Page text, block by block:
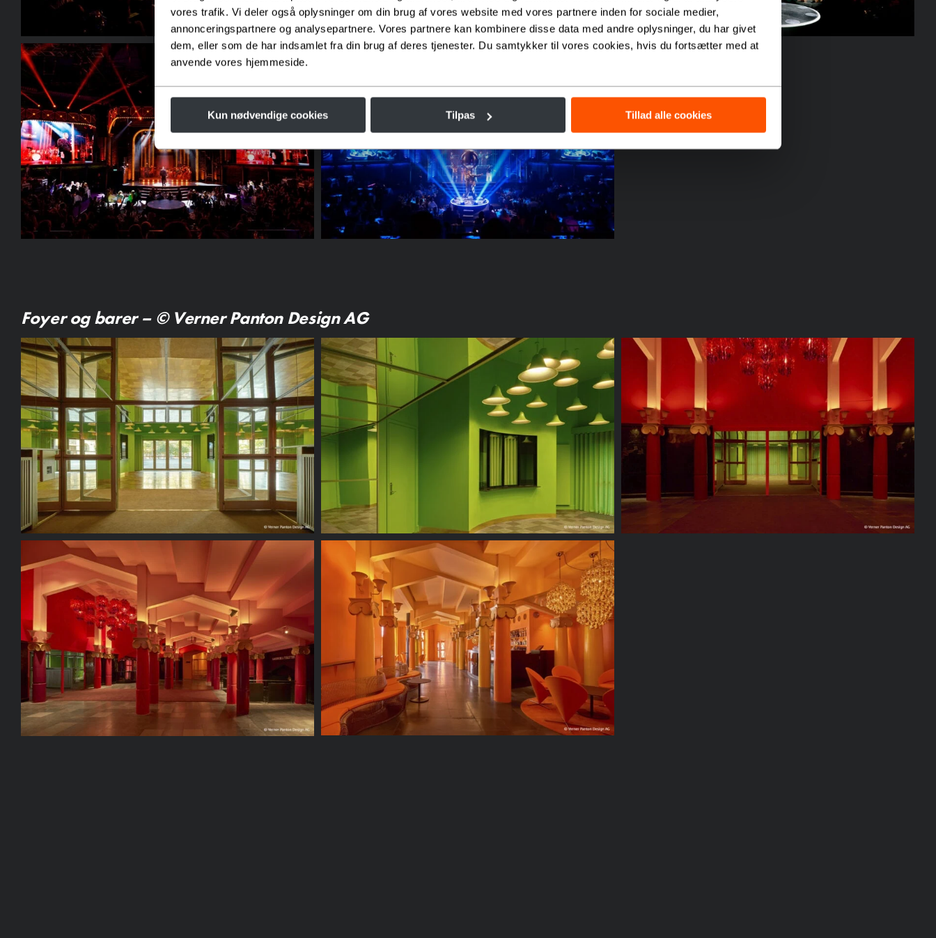
vores trafik. Vi deler også oplysninger om din brug af vores website med vores partnere inden for sociale medier,
annonceringspartnere og analysepartnere. Vores partnere kan kombinere disse data med andre oplysninger, du har givet
dem, eller som de har indsamlet fra din brug af deres tjenester. Du samtykker til vores cookies, hvis du fortsætter med at
anvende vores hjemmeside.
Kun nødvendige cookies Tilpas Tillad alle cookies
Foyer og barer – © Verner Panton Design AG